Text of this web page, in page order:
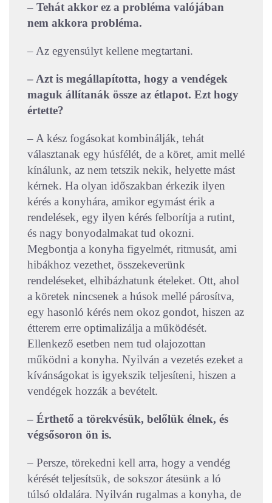
– Tehát akkor ez a probléma valójában
nem akkora probléma.
– Az egyensúlyt kellene megtartani.
– Azt is megállapította, hogy a vendégek
maguk állítanák össze az étlapot. Ezt hogy
értette?
– A kész fogásokat kombinálják, tehát
választanak egy húsfélét, de a köret, amit mellé
kínálunk, az nem tetszik nekik, helyette mást
kérnek. Ha olyan időszakban érkezik ilyen
kérés a konyhára, amikor egymást érik a
rendelések, egy ilyen kérés felborítja a rutint,
és nagy bonyodalmakat tud okozni.
Megbontja a konyha figyelmét, ritmusát, ami
hibákhoz vezethet, összekeverünk
rendeléseket, elhibázhatunk ételeket. Ott, ahol
a köretek nincsenek a húsok mellé párosítva,
egy hasonló kérés nem okoz gondot, hiszen az
étterem erre optimalizálja a működését.
Ellenkező esetben nem tud olajozottan
működni a konyha. Nyilván a vezetés ezeket a
kívánságokat is igyekszik teljesíteni, hiszen a
vendégek hozzák a bevételt.
– Érthető a törekvésük, belőlük élnek, és
végsősoron ön is.
– Persze, törekedni kell arra, hogy a vendég
kérését teljesítsük, de sokszor átesünk a ló
túlsó oldalára. Nyilván rugalmas a konyha, de